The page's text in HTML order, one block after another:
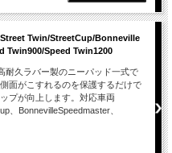
Street Twin/StreetCup/Bonneville
Twin900/Speed Twin1200
耐久ラバー製のニーパッド一式で
面がこすれるのを保護するだけで
プが向上します。対応車両
、BonnevilleSpeedmaster、